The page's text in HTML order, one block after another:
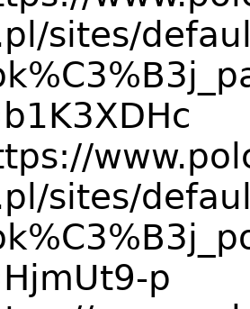
sites/
sites/
p